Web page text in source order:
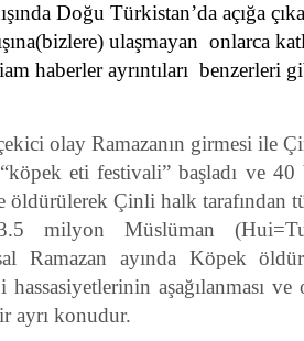
Doğu Türkistan’da açığa
ulaşmayan onlarca
haberler ayrıntıları benzerleri
olay Ramazanın girmesi ile
eti festivali” başladı ve
öldürülerek Çinli halk tarafından
milyon Müslüman
Ramazan ayında Köpek
aşağılanması ve
ayrı konudur.